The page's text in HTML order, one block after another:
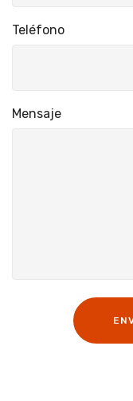
Teléfono
Mensaje